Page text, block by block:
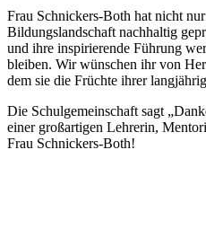
Frau Schnickers-Both hat nicht
Bildungslandschaft nachhaltig
und ihre inspirierende Führung
bleiben. Wir wünschen ihr von
dem sie die Früchte ihrer
Die Schulgemeinschaft sagt
einer großartigen Lehrerin,
Frau Schnickers-Both!